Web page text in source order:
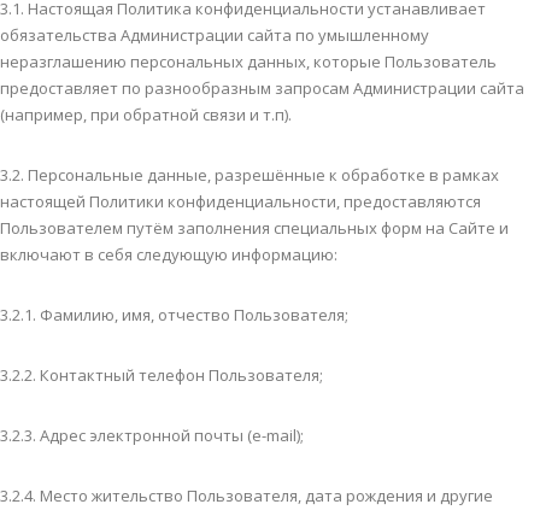
3.1. Настоящая Политика конфиденциальности устанавливает
обязательства Администрации сайта по умышленному
неразглашению персональных данных, которые Пользователь
предоставляет по разнообразным запросам Администрации сайта
(например, при обратной связи и т.п).
3.2. Персональные данные, разрешённые к обработке в рамках
настоящей Политики конфиденциальности, предоставляются
Пользователем путём заполнения специальных форм на Сайте и
включают в себя следующую информацию:
3.2.1. Фамилию, имя, отчество Пользователя;
3.2.2. Контактный телефон Пользователя;
3.2.3. Адрес электронной почты (e-mail);
3.2.4. Место жительство Пользователя, дата рождения и другие